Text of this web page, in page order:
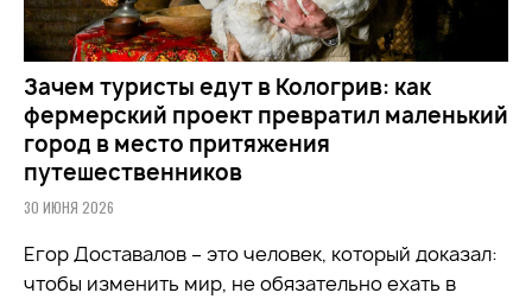
Зачем туристы едут в Кологрив: как
фермерский проект превратил маленький
город в место притяжения
путешественников
30 ИЮНЯ 2026
Егор Доставалов – это человек, который доказал:
чтобы изменить мир, не обязательно ехать в